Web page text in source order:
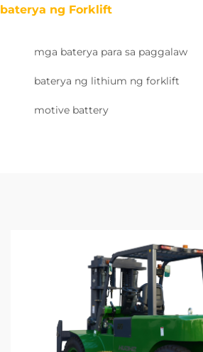
baterya ng Forklift
mga baterya para sa paggalaw
baterya ng lithium ng forklift
motive battery